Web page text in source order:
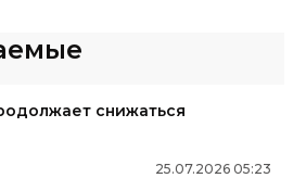
снижаться
25.07.2026 05:23